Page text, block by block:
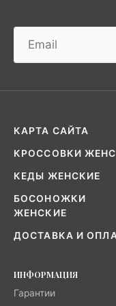
КАРТА САЙТА
КРОССОВКИ
КЕДЫ ЖЕНСКИЕ
БОСОНОЖКИ
ЖЕНСКИЕ
ДОСТАВКА И
ИНФОРМАЦИЯ
Гарантии